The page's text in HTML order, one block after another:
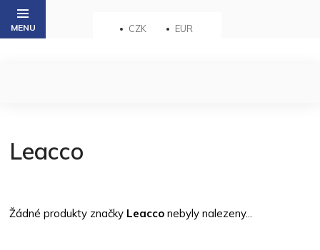
Přejít
obsah
CZK EUR
Leacco
Žádné produkty značky Leacco nebyly nalezeny...